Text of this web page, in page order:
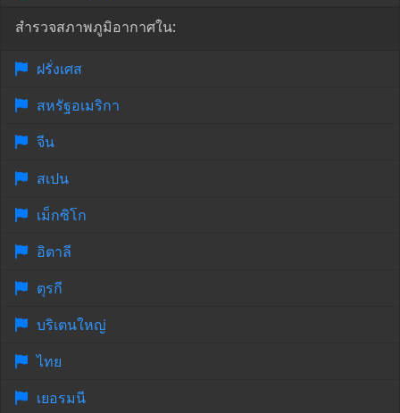
สำรวจสภาพภูมิอากาศใน:
ฝรั่งเศส
สหรัฐอเมริกา
จีน
สเปน
เม็กซิโก
อิตาลี
ตุรกี
บริเตนใหญ่
ไทย
เยอรมนี